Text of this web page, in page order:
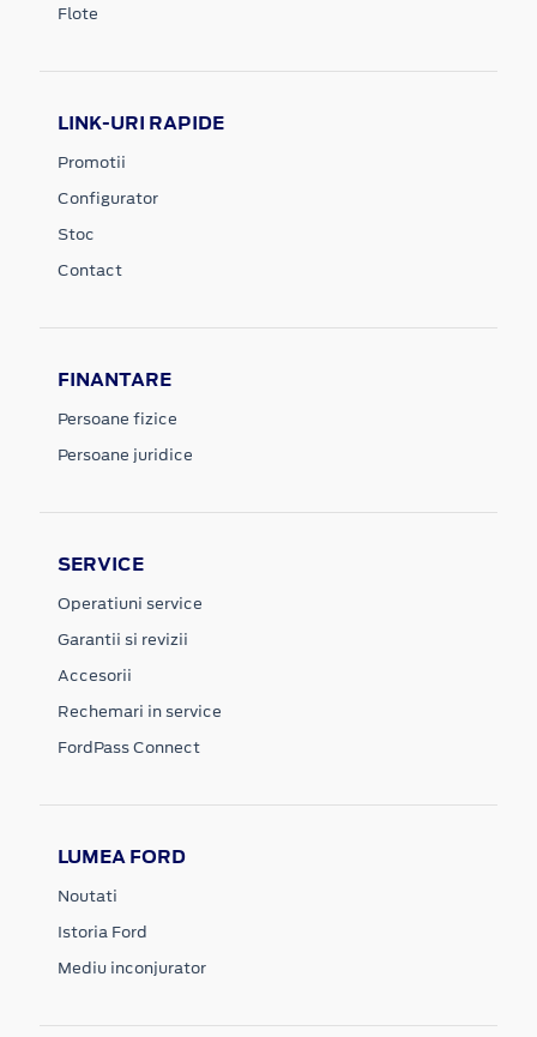
Flote
LINK-URI RAPIDE
Promotii
Configurator
Stoc
Contact
FINANTARE
Persoane fizice
Persoane juridice
SERVICE
Operatiuni service
Garantii si revizii
Accesorii
Rechemari in service
FordPass Connect
LUMEA FORD
Noutati
Istoria Ford
Mediu inconjurator